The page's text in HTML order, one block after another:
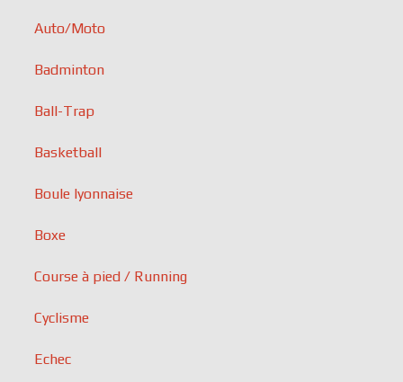
Auto/Moto
Badminton
Ball-Trap
Basketball
Boule lyonnaise
Boxe
Course à pied / Running
Cyclisme
Echec